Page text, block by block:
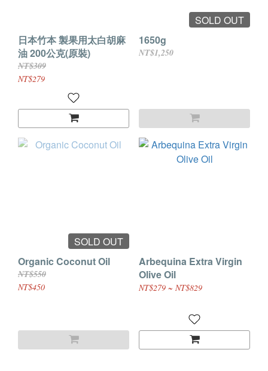
日本竹本 製果用太白胡麻
油 200公克(原裝)
NT$309
NT$279
SOLD OUT
1650g
NT$1,250
SOLD OUT
Organic Coconut Oil
NT$550
NT$450
Arbequina Extra Virgin
Olive Oil
NT$279 ~ NT$829